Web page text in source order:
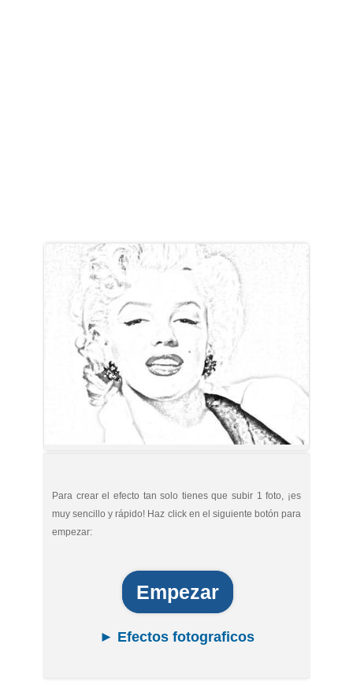
Para crear el efecto tan solo tienes que subir 1 foto, ¡es
muy sencillo y rápido! Haz click en el siguiente botón para
empezar:
Empezar
► Efectos fotograficos